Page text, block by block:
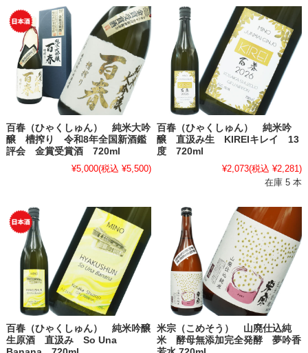
百春（ひゃくしゅん） 純米大吟
醸 槽搾り 令和8年全国新酒鑑
評会 金賞受賞酒 720ml
¥5,000(税込 ¥5,500)
百春（ひゃくしゅん） 純米吟
醸 直汲み生 KIREIキレイ 13
度 720ml
¥2,073(税込 ¥2,281)
在庫 5 本
百春（ひゃくしゅん） 純米吟醸
生原酒 直汲み So Una
米宗（こめそう） 山廃仕込純
米 酵母無添加完全発酵 夢吟香